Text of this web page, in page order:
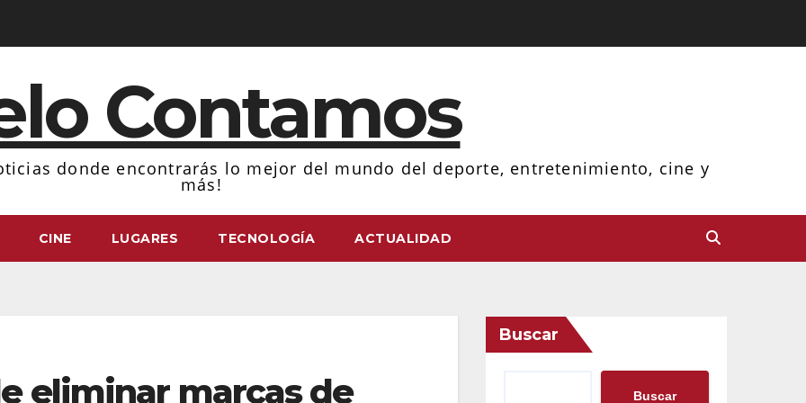
Contamos
donde encontrarás lo mejor del mundo del deporte, entretenimiento, cine y
más!
CINE LUGARES TECNOLOGÍA ACTUALIDAD
eliminar marcas de
Buscar
Buscar